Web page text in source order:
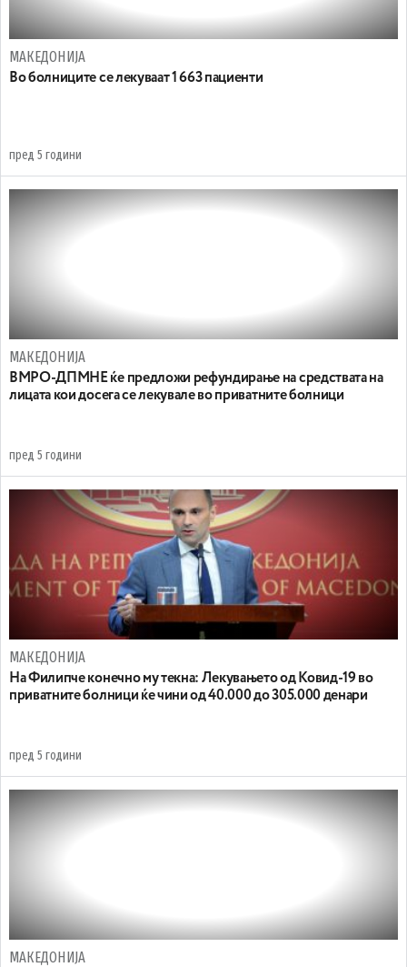
МАКЕДОНИЈА
Во болниците се лекуваат 1 663 пациенти
пред 5 години
МАКЕДОНИЈА
ВМРО-ДПМНЕ ќе предложи рефундирање на средствата на
лицата кои досега се лекувале во приватните болници
пред 5 години
МАКЕДОНИЈА
На Филипче конечно му текна: Лекувањето од Ковид-19 во
приватните болници ќе чини од 40.000 до 305.000 денари
пред 5 години
МАКЕДОНИЈА